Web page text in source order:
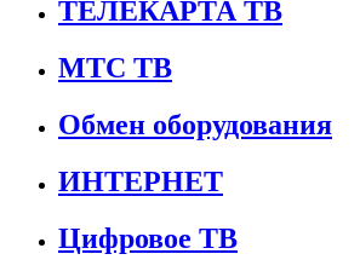
ТЕЛЕКАРТА ТВ
МТС ТВ
Обмен оборудования
ИНТЕРНЕТ
Цифровое ТВ